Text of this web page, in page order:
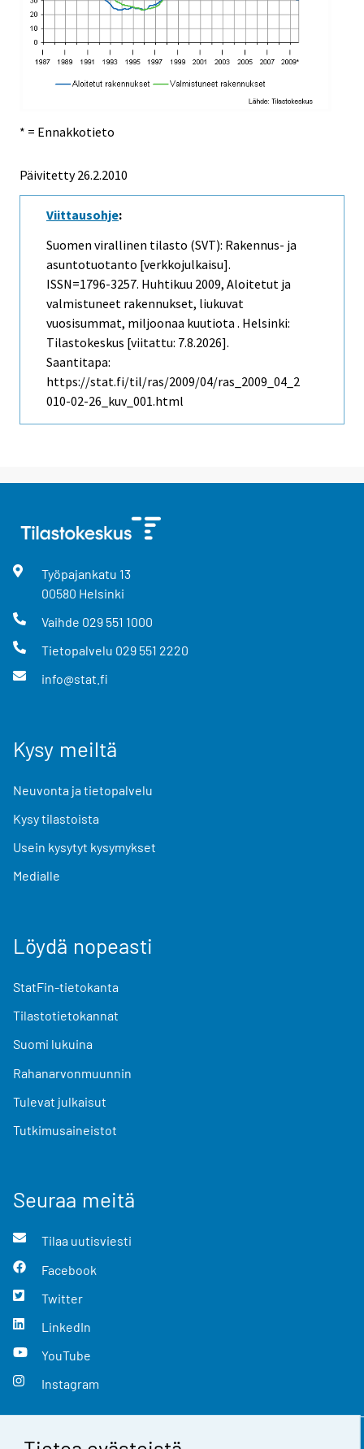
* = Ennakkotieto
Päivitetty26.2.2010
Viittausohje:
Suomen virallinen tilasto (SVT): Rakennus- ja
asuntotuotanto [verkkojulkaisu].
ISSN=1796-3257. Huhtikuu 2009, Aloitetut ja
valmistuneet rakennukset, liukuvat
vuosisummat, miljoonaa kuutiota . Helsinki:
Tilastokeskus [viitattu: 7.8.2026].
Saantitapa:
https://stat.fi/til/ras/2009/04/ras_2009_04_2
010-02-26_kuv_001.html
Työpajankatu 13
00580 Helsinki
Vaihde 029 551 1000
Tietopalvelu 029 551 2220
info@stat.fi
Kysy meiltä
Neuvonta ja tietopalvelu
Kysy tilastoista
Usein kysytyt kysymykset
Medialle
Löydä nopeasti
StatFin-tietokanta
Tilastotietokannat
Suomi lukuina
Rahanarvonmuunnin
Tulevat julkaisut
Tutkimusaineistot
Seuraa meitä
Tilaa uutisviesti
Facebook
Twitter
LinkedIn
YouTube
Instagram